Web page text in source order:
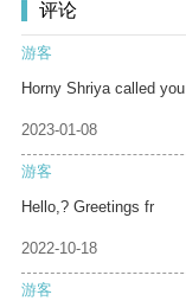
评论
游客
Horny Shriya called you
2023-01-08
游客
Hello,? Greetings fr
2022-10-18
游客